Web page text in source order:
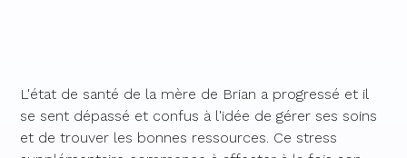
L'état de santé de la mère de Brian a progressé et il
se sent dépassé et confus à l'idée de gérer ses soins
et de trouver les bonnes ressources. Ce stress